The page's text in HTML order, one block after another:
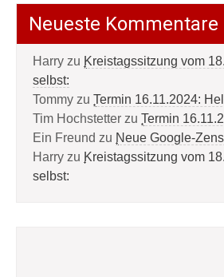
Neueste Kommentare
Harry zu Kreistagssitzung vom
selbst:
Tommy zu Termin 16.11.2024:
Tim Hochstetter zu Termin
Ein Freund zu Neue Google-
Harry zu Kreistagssitzung vom
selbst: